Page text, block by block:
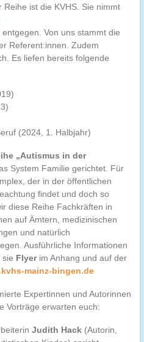
Reihe ist die KVHS. Sie nimmt
entgegen. Von uns stammt die
Referent:innen. Zudem
Es liefen bereits folgende
(2024, 1. Halbjahr)
„Autismus in der
System Familie gerichtet. Für
der in der öffentlichen
findet und doch so
diese Reihe Fachkräften in
auf Ämtern, medizinischen
und natürlich
Ausführliche Informationen
sie Flyer im Anhang und auf der
mainz-bingen.de
Expertinnen und Autorinnen
Vorträge erwarten euch:
Judith Hack(Autorin,